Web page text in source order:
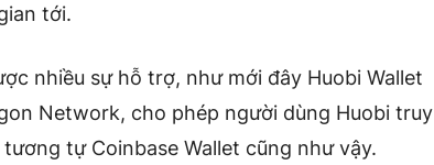
tới.
nhiều sự hỗ trợ, như mới đây Huobi Wallet
Network, cho phép người dùng Huobi truy
tự Coinbase Wallet cũng như vậy.